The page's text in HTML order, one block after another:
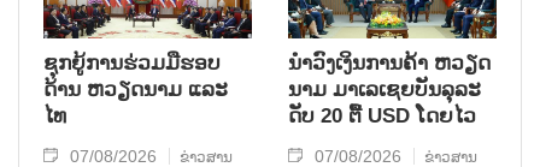
ຊຸກຍູ້ການຮ່ວມມືຮອບ
ດ້ານ ຫວຽດນາມ ແລະ
ໄທ
07/08/2026 ຂ່າວສານ
ນຳ​ວົງ​ເງິນ​ການ​ຄ້າ ຫວຽດ​
ນາມ ມາ​ເລ​ເຊຍ​ບັນ​ລຸ​ລະ​
ດັບ 20 ຕື້ USD ໂດຍ​ໄວ
07/08/2026 ຂ່າວສານ